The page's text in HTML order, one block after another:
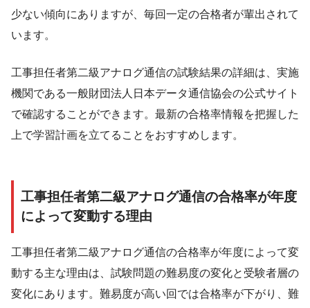
少ない傾向にありますが、毎回一定の合格者が輩出されて
います。
工事担任者第二級アナログ通信の試験結果の詳細は、実施
機関である一般財団法人日本データ通信協会の公式サイト
で確認することができます。最新の合格率情報を把握した
上で学習計画を立てることをおすすめします。
工事担任者第二級アナログ通信の合格率が年度
によって変動する理由
工事担任者第二級アナログ通信の合格率が年度によって変
動する主な理由は、試験問題の難易度の変化と受験者層の
変化にあります。難易度が高い回では合格率が下がり、難